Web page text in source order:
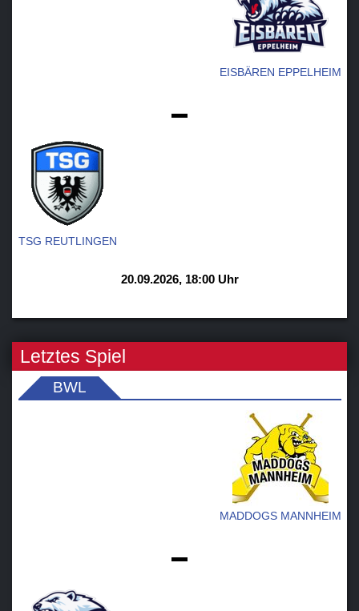
EISBÄREN EPPELHEIM
-
TSG REUTLINGEN
20.09.2026, 18:00 Uhr
Letztes Spiel
BWL
MADDOGS MANNHEIM